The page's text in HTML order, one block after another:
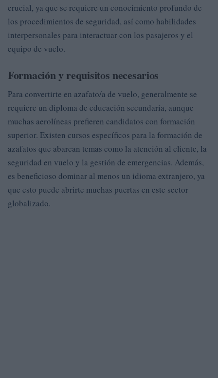
crucial, ya que se requiere un conocimiento profundo de
los procedimientos de seguridad, así como habilidades
interpersonales para interactuar con los pasajeros y el
equipo de vuelo.
Formación y requisitos necesarios
Para convertirte en azafato/a de vuelo, generalmente se
requiere un diploma de educación secundaria, aunque
muchas aerolíneas prefieren candidatos con formación
superior. Existen cursos específicos para la formación de
azafatos que abarcan temas como la atención al cliente, la
seguridad en vuelo y la gestión de emergencias. Además,
es beneficioso dominar al menos un idioma extranjero, ya
que esto puede abrirte muchas puertas en este sector
globalizado.